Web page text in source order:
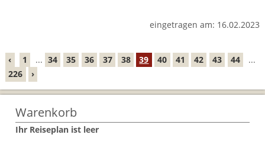
Reisen durch England und Wales per Minibus
Individuelle Familienreisen in Großbritannien
Links
Mietwagen & Verkehr
eingetragen am: 16.02.2023
‹ 1 ... 34 35 36 37 38 39 40 41 42 43 44
...
226
›
Warenkorb
Ihr Reiseplan ist leer